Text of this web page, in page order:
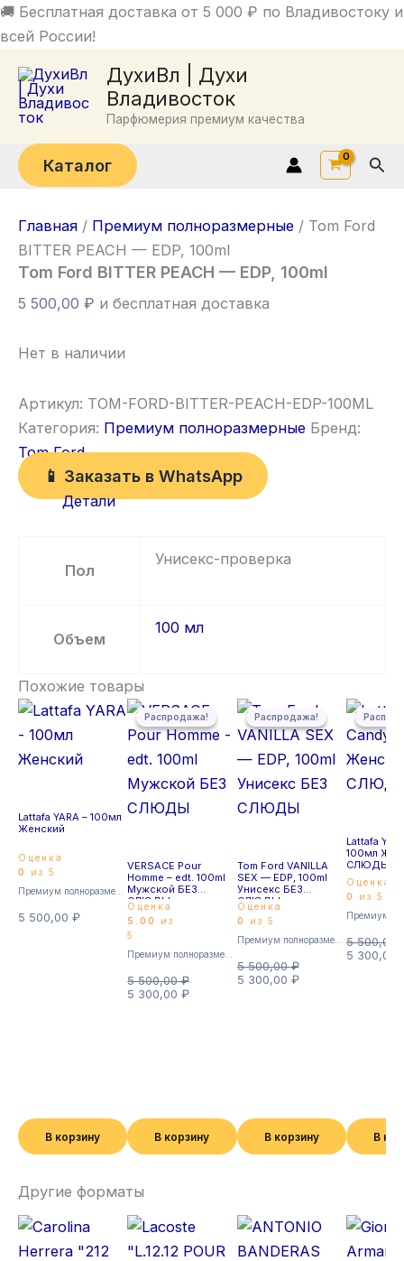
🚚 Бесплатная доставка от 5 000 ₽ по Владивостоку и
всей России!
Перейти
к
ДухиВл | Духи
Владивосток
Парфюмерия премиум качества
Каталог
Главная / Премиум полноразмерные / Tom Ford
BITTER PEACH — EDP, 100ml
Tom Ford BITTER PEACH — EDP, 100ml
5 500,00 ₽ и бесплатная доставка
Нет в наличии
Артикул: TOM-FORD-BITTER-PEACH-EDP-100ML
Категория: Премиум полноразмерные Бренд:
Tom Ford
📱 Заказать в WhatsApp
Детали
Пол
Унисекс-проверка
Объем
100 мл
Похожие товары
Lattafa YARA – 100мл
Женский
Оценка
0
из 5
5 500,00 ₽
В корзину
Распродажа!
Распродажа!
VERSACE Pour
Homme – edt. 100ml
Мужской БЕЗ
СЛЮДЫ
Оценка
5.00
из
5
5 500,00₽
Первоначальная цена составляла 5 500,00 ₽.
5 300,00₽
Текущая цена: 5 300,00 ₽.
В корзину
Распродажа!
Распродажа!
Премиум полноразмерные
Tom Ford VANILLA
SEX — EDP, 100ml
Унисекс БЕЗ
СЛЮДЫ
Оценка
0
из 5
5 500,00₽
Первоначальная цена
5 300,00 ₽
Текущая цена: 5 300,00 ₽.
В корзину
Lattafa
100мл
СЛЮДЫ
Оценка
0
из 5
5 500,00
5 300,00
Текущая
В
Другие форматы